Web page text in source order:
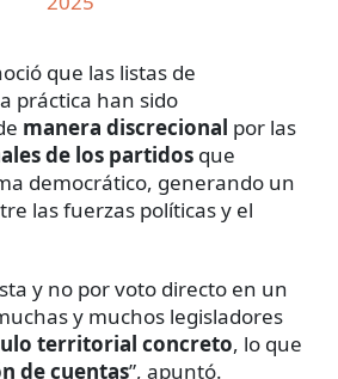
que las listas de
práctica han sido
manera discrecional por las
de los partidos que
democrático, generando un
las fuerzas políticas y el
y no por voto directo en un
y muchos legisladores
territorial concreto, lo que
de cuentas”, apuntó.